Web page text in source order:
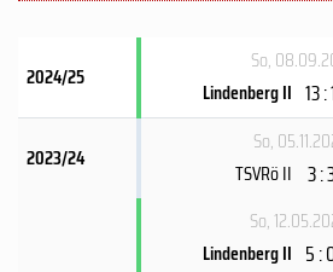
2024/25
So,
Lindenberg II 13 :
2023/24
So,
TSVRö II 3 :
So,
Lindenberg II 5 :